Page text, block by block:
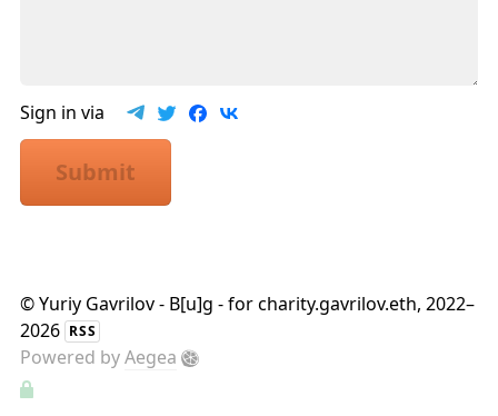
Sign in via
Submit
©Yuriy Gavrilov - B[u]g - for charity.gavrilov.eth, 2022–
2026 RSS
Powered byAegea